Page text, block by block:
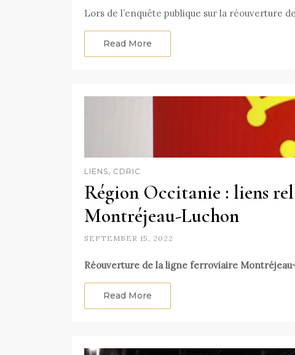
Lors de l’enquête publique sur la réouverture
Read More
LIENS, CDRIC
Région Occitanie : liens
Montréjeau-Luchon
SEPTEMBER 15, 2022
Réouverture de la ligne ferroviaire
Read More